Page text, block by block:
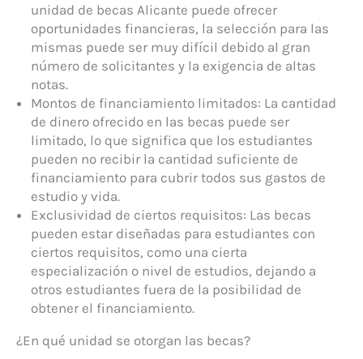
unidad de becas Alicante puede ofrecer
oportunidades financieras, la selección para las
mismas puede ser muy difícil debido al gran
número de solicitantes y la exigencia de altas
notas.
Montos de financiamiento limitados: La cantidad
de dinero ofrecido en las becas puede ser
limitado, lo que significa que los estudiantes
pueden no recibir la cantidad suficiente de
financiamiento para cubrir todos sus gastos de
estudio y vida.
Exclusividad de ciertos requisitos: Las becas
pueden estar diseñadas para estudiantes con
ciertos requisitos, como una cierta
especialización o nivel de estudios, dejando a
otros estudiantes fuera de la posibilidad de
obtener el financiamiento.
¿En qué unidad se otorgan las becas?